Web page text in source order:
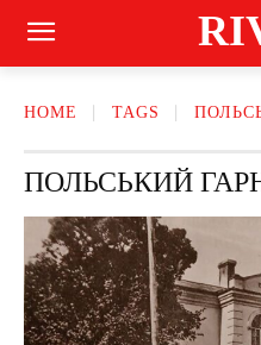
HOME TAGS
ПОЛЬСЬКИЙ